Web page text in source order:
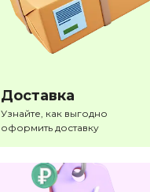
Доставка
Узнайте, как выгодно
оформить доставку